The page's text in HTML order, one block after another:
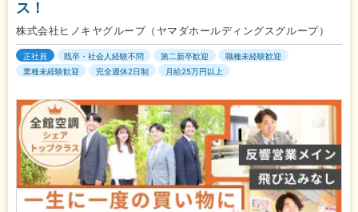
ス！
株式会社ヒノキヤグループ（ヤマダホールディングスグループ）
正社員 既卒・社会人経験不問 第二新卒歓迎
職種未経験歓迎
業種未経験歓迎
完全週休2日制 月給25万円以上